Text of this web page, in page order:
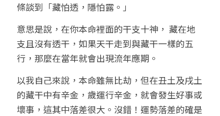
條談到「藏怕透，隱怕露。」
意思是說，在你本命裡面的干支十神， 藏在地
支且沒有透干，如果天干走到與藏干一樣的五
行，那麼在當年就會出現流年應期。
以我自己來說，本命雖無比劫，但在丑土及戌土
的藏干中有辛金，歲運行辛金，就會發生好事或
壞事，這其中落差很大。沒錯！運勢落差的確是